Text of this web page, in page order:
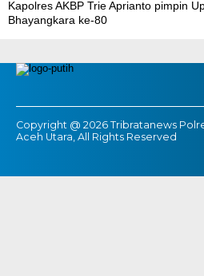
Kapolres AKBP Trie Aprianto pimpin
Bhayangkara ke-80
Copyright @ 2026 Tribratanews
Aceh Utara, All Rights Reserved